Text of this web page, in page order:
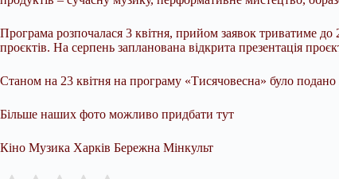
Програма розпочалася 3 квітня, прийом заявок триватиме до
проєктів. На серпень запланована відкрита презентація
Станом на 23 квітня на програму «Тисячовесна» було
Більше наших фото можливо придбати тут
Кіно Музика Харків Бережна Мінкульт